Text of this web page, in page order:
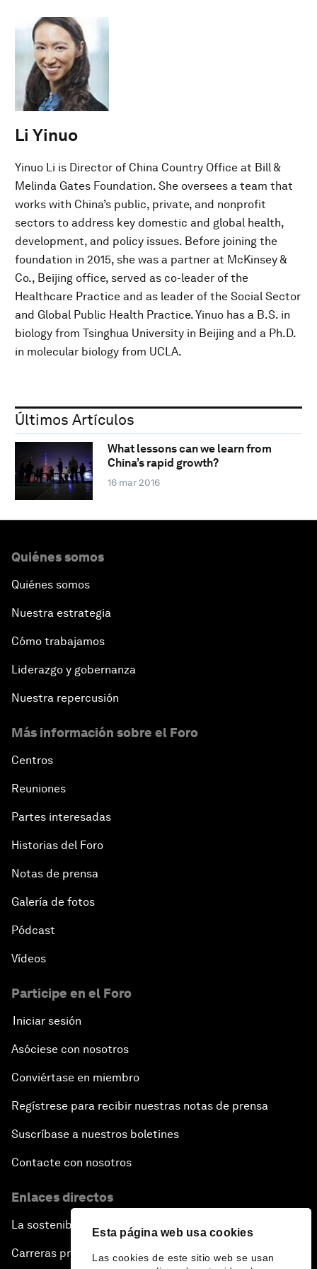
Esta página web usa cookies
Las cookies de este sitio web se usan
Li Yinuo
Yinuo Li is Director of China Country Office at Bill &
Melinda Gates Foundation. She oversees a team that
works with China’s public, private, and nonprofit
sectors to address key domestic and global health,
development, and policy issues. Before joining the
foundation in 2015, she was a partner at McKinsey &
Co., Beijing office, served as co-leader of the
Healthcare Practice and as leader of the Social Sector
and Global Public Health Practice. Yinuo has a B.S. in
biology from Tsinghua University in Beijing and a Ph.D.
in molecular biology from UCLA.
Últimos Artículos
What lessons can we learn from
China’s rapid growth?
16 mar 2016
Quiénes somos
Quiénes somos
Nuestra estrategia
Cómo trabajamos
Liderazgo y gobernanza
Nuestra repercusión
Más información sobre el Foro
Centros
Reuniones
Partes interesadas
Historias del Foro
Notas de prensa
Galería de fotos
Pódcast
Vídeos
Participe en el Foro
Iniciar sesión
Asóciese con nosotros
Conviértase en miembro
Regístrese para recibir nuestras notas de prensa
Suscríbase a nuestros boletines
Contacte con nosotros
Enlaces directos
La sostenibilidad en el Foro
Carreras profesionales